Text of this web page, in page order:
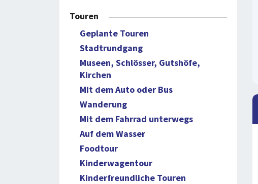
Touren
Geplante Touren
Stadtrundgang
Museen, Schlösser, Gutshöfe,
Kirchen
Mit dem Auto oder Bus
Wanderung
Mit dem Fahrrad unterwegs
Auf dem Wasser
Foodtour
Kinderwagentour
Kinderfreundliche Touren